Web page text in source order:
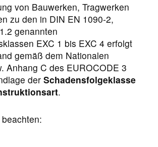
von Bauwerken, Tragwerken
zu den in DIN EN 1090-2,
genannten
EXC 1 bis EXC 4 erfolgt
gemäß dem Nationalen
Anhang C des EUROCODE 3
der Schadensfolgeklasse
.